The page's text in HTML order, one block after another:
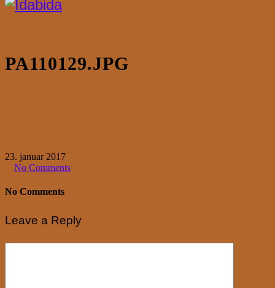
PA110129.JPG
23. januar 2017
No Comments
No Comments
Leave a Reply